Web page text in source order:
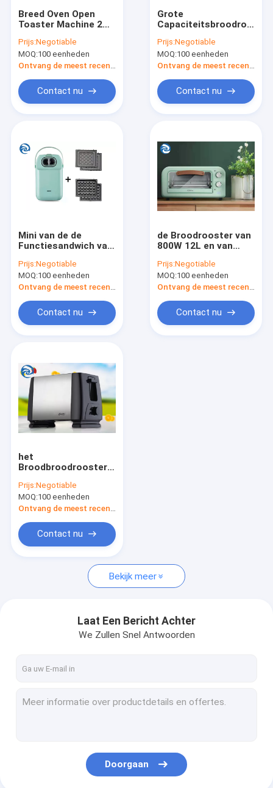
Multikooktoestellen
Tribunemixers
Slimme Luchtbraadpannen
De Machine van het bellenwater
Broodrooster en Broodroosterovens
De elektrische Koekepannen van Grillsroosteren
Bijlengehaktmolennen Juicers
De Reeksen van het hotelbeddegoed
Breed Oven Open
Toaster Machine 2
13cmx3cm
Prijs:Negotiable
MOQ:100 eenheden
Ontvang de meest recente Prijs
Contact nu
Grote
Capaciteitsbroodrooster
Broodroosterovens
2000W 42L Multi
Elektrische Functie
Prijs:Negotiable
MOQ:100 eenheden
Ontvang de meest recente Prijs
Contact nu
Mini van de de
Functiesandwich van
Maker220v Ontbijt
Prijs:Negotiable
MOQ:100 eenheden
Ontvang de meest recente Prijs
Contact nu
de Broodrooster van
800W 12L en van
12.7qt het Roestvrije
staal van het
Aluminiumlichaam
Prijs:Negotiable
MOQ:100 eenheden
Ontvang de meest recente Prijs
Contact nu
het
Broodbroodrooster 2
van 220V 750W
Snelheid
Prijs:Negotiable
MOQ:100 eenheden
Ontvang de meest recente Prijs
Contact nu
Bekijk meer
Laat Een Bericht Achter
We Zullen Snel Antwoorden
Doorgaan